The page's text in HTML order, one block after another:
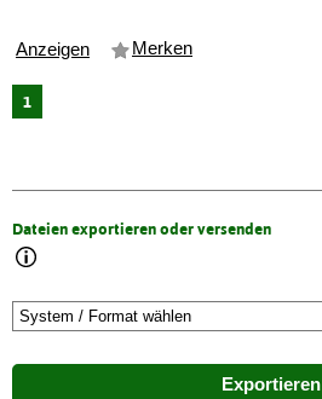
Anzeigen Merken
1
Dateien exportieren oder versenden
Exportieren